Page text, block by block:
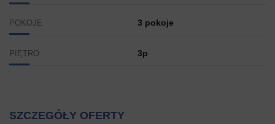
POKOJE 3 pokoje
PIĘTRO 3p
SZCZEGÓŁY OFERTY